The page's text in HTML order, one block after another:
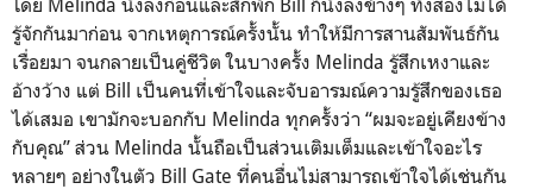
รู้จักกันมาก่อน จากเหตุการณ์ครั้งนั้น ทำให้มีการสานสัมพันธ์กัน
เรื่อยมา จนกลายเป็นคู่ชีวิต ในบางครั้ง Melinda รู้สึกเหงาและ
อ้างว้าง แต่ Bill เป็นคนที่เข้าใจและจับอารมณ์ความรู้สึกของเธอ
ได้เสมอ เขามักจะบอกกับ Melinda ทุกครั้งว่า “ผมจะอยู่เคียงข้าง
กับคุณ” ส่วน Melinda นั้นถือเป็นส่วนเติมเต็มและเข้าใจอะไร
หลายๆ อย่างในตัว Bill Gate ที่คนอื่นไม่สามารถเข้าใจได้เช่นกัน